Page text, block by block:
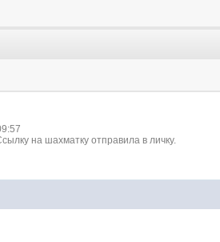
на шахматку отправила в личку.